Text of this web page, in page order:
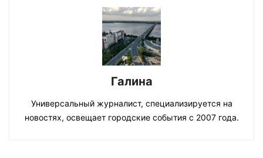
Галина
Универсальный журналист, специализируется на
новостях, освещает городские события с 2007 года.